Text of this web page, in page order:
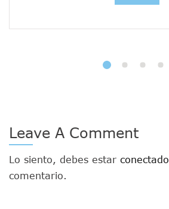
Leave A Comment
Lo siento, debes estar conectado
comentario.